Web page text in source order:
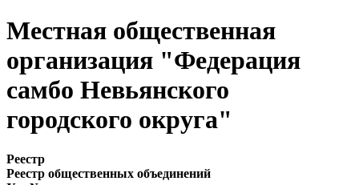
Местная общественная
организация "Федерация
самбо Невьянского
городского округа"
Реестр
Реестр общественных объединений